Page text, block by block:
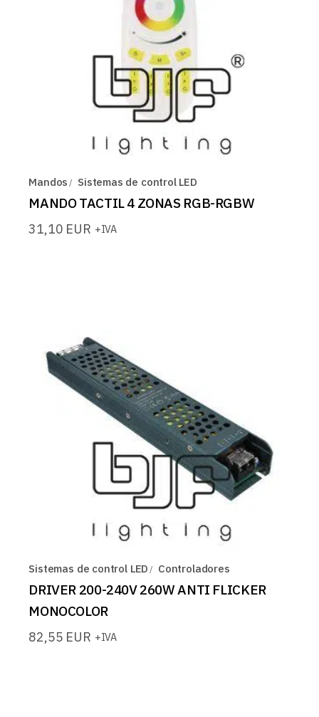
Mandos Sistemas de control LED
MANDO TACTIL 4 ZONAS RGB-RGBW
31,10 EUR +IVA
Sistemas de control LED Controladores
DRIVER 200-240V 260W ANTI FLICKER
MONOCOLOR
82,55 EUR +IVA